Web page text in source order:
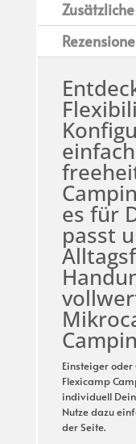
es für
passt
Einsteiger
Flexicamp
individuell
Nutze dazu
der Seite.